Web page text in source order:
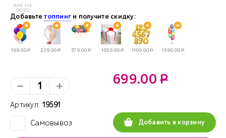
КАК НА
ФОТО
Добавьтетоппинг и получите скидку:
169.00Р 229.00Р 570.00Р 1050.00Р 1100.00Р 1390.00Р
Артикул: 19591
Самовывоз
699.00 Р
Добавить в корзину